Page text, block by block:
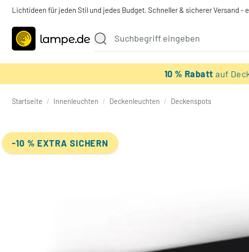
Lichtideen für jeden Stil und jedes Budget. Schneller & sicherer Versand -
10 % Rabattauf
Startseite / Innenleuchten / Deckenleuchten / Deckenspots
-10 % EXTRA SICHERN